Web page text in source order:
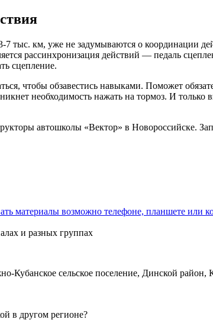
тыс. км, уже не задумываются о координации
рассинхронизация действий — педаль
сцепление.
чтобы обзавестись навыками. Поможет
необходимость нажать на тормоз. И
автошколы «Вектор» в Новороссийске.
материалы возможно телефоне, планшете или
и разных группах
сельское поселение, Динской район,
в другом регионе?